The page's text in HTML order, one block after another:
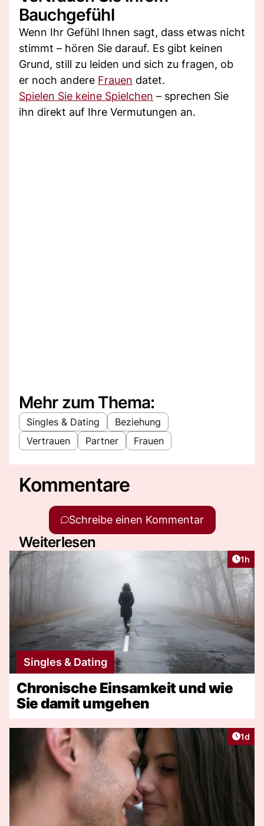
Bauchgefühl
Wenn Ihr Gefühl Ihnen sagt, dass etwas nicht
stimmt – hören Sie darauf. Es gibt keinen
Grund, still zu leiden und sich zu fragen, ob
er noch andere Frauen datet.
Spielen Sie keine Spielchen – sprechen Sie
ihn direkt auf Ihre Vermutungen an.
Mehr zum Thema:
Singles & Dating
Beziehung
Vertrauen
Partner Frauen
Kommentare
Schreibe einen Kommentar
Weiterlesen
1h
Singles & Dating
Chronische Einsamkeit und wie
Sie damit umgehen
1d